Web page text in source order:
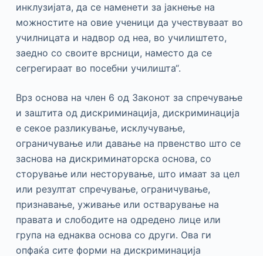
инклузијата, да се наменети за јакнење на
можностите на овие ученици да учествуваат во
училницата и надвор од неа, во училиштето,
заедно со своите врсници, наместо да се
сегрегираат во посебни училишта“.
Врз основа на член 6 од Законот за спречување
и заштита од дискриминација, дискриминација
е секое разликување, исклучување,
ограничување или давање на првенство што се
заснова на дискриминаторска основа, со
сторување или несторување, што имаат за цел
или резултат спречување, ограничување,
признавање, уживање или остварување на
правата и слободите на одредено лице или
група на еднаква основа со други. Ова ги
опфаќа сите форми на дискриминација